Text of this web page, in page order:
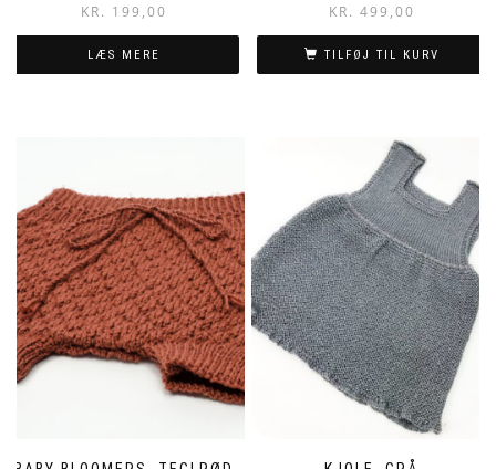
KR. 199,00
LÆS MERE
KR. 499,00
TILFØJ TIL KURV